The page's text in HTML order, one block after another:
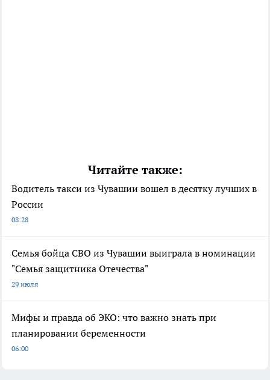
Читайте также:
Водитель такси из Чувашии вошел в десятку лучших в
России
08:28
Семья бойца СВО из Чувашии выиграла в номинации
"Семья защитника Отечества"
29 июля
Мифы и правда об ЭКО: что важно знать при
планировании беременности
06:00